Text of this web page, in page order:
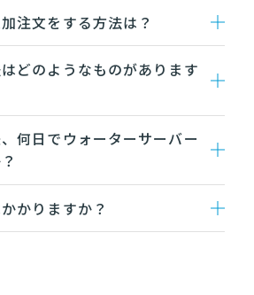
注文をする方法は？
どのようなものがあります
何日でウォーターサーバー
かりますか？